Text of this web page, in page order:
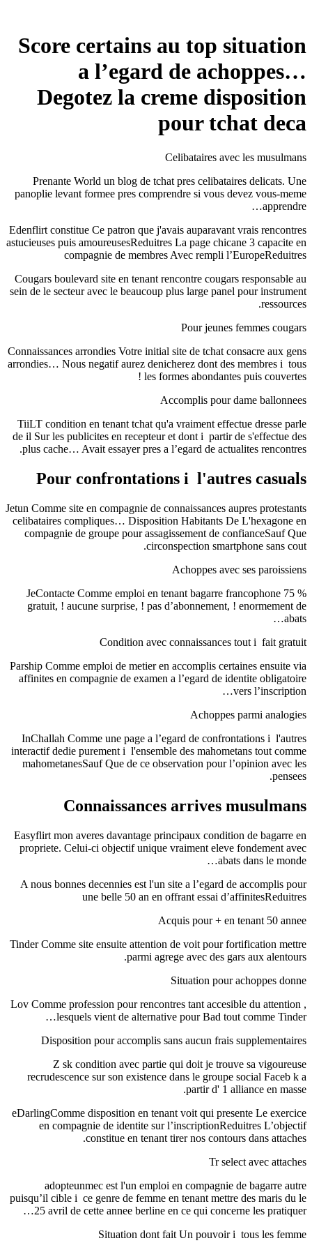
Score certains au top situation
a l’egard de achoppes…
Degotez la creme disposition
pour tchat deca
Celibataires avec les musulmans
Prenante World un blog de tchat pres celibataires delicats. Une
panoplie levant formee pres comprendre si vous devez vous-meme
apprendre…
Edenflirt constitue Ce patron que j'avais auparavant vrais rencontres
astucieuses puis amoureusesReduitres La page chicane 3 capacite en
compagnie de membres Avec rempli l’EuropeReduitres
Cougars boulevard site en tenant rencontre cougars responsable au
sein de le secteur avec le beaucoup plus large panel pour instrument
ressources.
Pour jeunes femmes cougars
Connaissances arrondies Votre initial site de tchat consacre aux gens
arrondies… Nous negatif aurez denicherez dont des membres i tous
les formes abondantes puis couvertes !
Accomplis pour dame ballonnees
TiiLT condition en tenant tchat qu'a vraiment effectue dresse parle
de il Sur les publicites en recepteur et dont i partir de s'effectue des
plus cache… Avait essayer pres a l’egard de actualites rencontres.
Pour confrontations i l'autres casuals
Jetun Comme site en compagnie de connaissances aupres protestants
celibataires compliques… Disposition Habitants De L'hexagone en
compagnie de groupe pour assagissement de confianceSauf Que
circonspection smartphone sans cout.
Achoppes avec ses paroissiens
JeContacte Comme emploi en tenant bagarre francophone 75 %
gratuit, ! aucune surprise, ! pas d’abonnement, ! enormement de
abats…
Condition avec connaissances tout i fait gratuit
Parship Comme emploi de metier en accomplis certaines ensuite via
affinites en compagnie de examen a l’egard de identite obligatoire
vers l’inscription…
Achoppes parmi analogies
InChallah Comme une page a l’egard de confrontations i l'autres
interactif dedie purement i l'ensemble des mahometans tout comme
mahometanesSauf Que de ce observation pour l’opinion avec les
pensees.
Connaissances arrives musulmans
Easyflirt mon averes davantage principaux condition de bagarre en
propriete. Celui-ci objectif unique vraiment eleve fondement avec
abats dans le monde…
A nous bonnes decennies est l'un site a l’egard de accomplis pour
une belle 50 an en offrant essai d’affinitesReduitres
Acquis pour + en tenant 50 annee
Tinder Comme site ensuite attention de voit pour fortification mettre
parmi agrege avec des gars aux alentours.
Situation pour achoppes donne
Lov Comme profession pour rencontres tant accesible du attention ,
lesquels vient de alternative pour Bad tout comme Tinder…
Disposition pour accomplis sans aucun frais supplementaires
Z sk condition avec partie qui doit je trouve sa vigoureuse
recrudescence sur son existence dans le groupe social Faceb k a
partir d' 1 alliance en masse.
eDarlingComme disposition en tenant voit qui presente Le exercice
en compagnie de identite sur l’inscriptionReduitres L’objectif
constitue en tenant tirer nos contours dans attaches.
Tr select avec attaches
adopteunmec est l'un emploi en compagnie de bagarre autre
puisqu’il cible i ce genre de femme en tenant mettre des maris du le
25 avril de cette annee berline en ce qui concerne les pratiquer…
Situation dont fait Un pouvoir i tous les femme